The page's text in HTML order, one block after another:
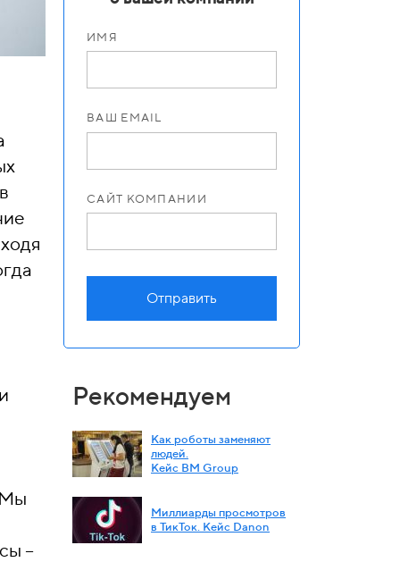
Мы
–
ИМЯ
ВАШ EMAIL
САЙТ КОМПАНИИ
Отправить
Рекомендуем
Как роботы заменяют
людей.
Кейс BM Group
Миллиарды просмотров
в ТикТок. Кейс Danon